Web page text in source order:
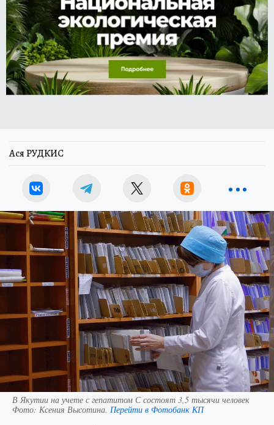
Ася РУДКИС
В Якутии на учете с гепатитом С состоят 3,5 тысячи человек
Фото: Ксения Высотина. Перейти в Фотобанк КП